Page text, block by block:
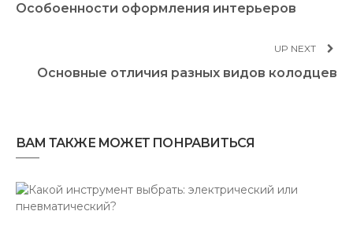
Особоенности оформления интерьеров
UP NEXT
Основные отличия разных видов колодцев
ВАМ ТАКЖЕ МОЖЕТ ПОНРАВИТЬСЯ